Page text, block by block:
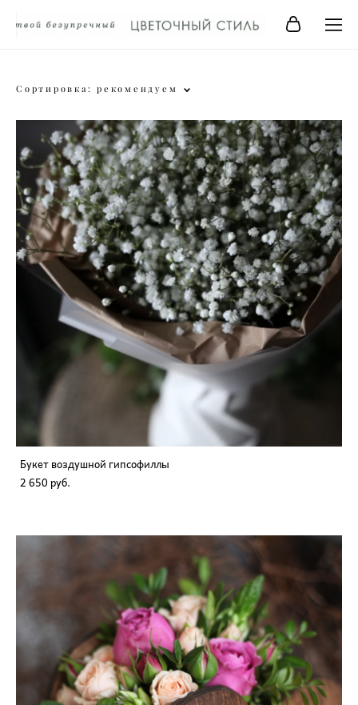
Сортировка: рекомендуем
Букет воздушной гипсофиллы
2 650 pуб.